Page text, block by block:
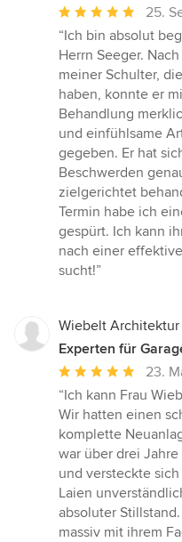
Durchschnittliche
Bewertung:
5
von
5
Sternen
25.
“Ich bin absolut
Herrn Seeger.
meiner Schulter,
haben, konnte er
Behandlung
und einfühlsame
gegeben. Er hat
Beschwerden
zielgerichtet
Termin habe ich
gespürt. Ich kann
nach einer
sucht!”
Wiebelt Architektur
Experten für
Durchschnittliche
Bewertung:
5
von
5
Sternen
23.
“Ich kann Frau
Wir hatten einen
komplette
war über drei
und versteckte
Laien
absoluter
massiv mit ihrem